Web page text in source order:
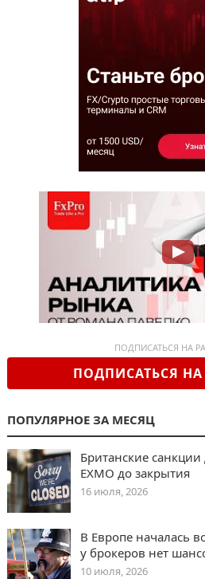
ПОДПИСАТЬСЯ НА
ПОДПИСАТЬСЯ
ПОПУЛЯРНОЕ ЗА МЕСЯЦ
Британские
EXMO до закрытия
16 июля, 2026
В Европе началась
у брокеров нет
10 июля, 2026